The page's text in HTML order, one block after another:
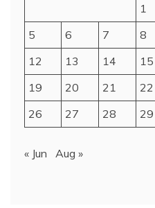
1
5
6 7 8
12
13 14 15
19
20 21 22
26
27 28 29
« Jun Aug »